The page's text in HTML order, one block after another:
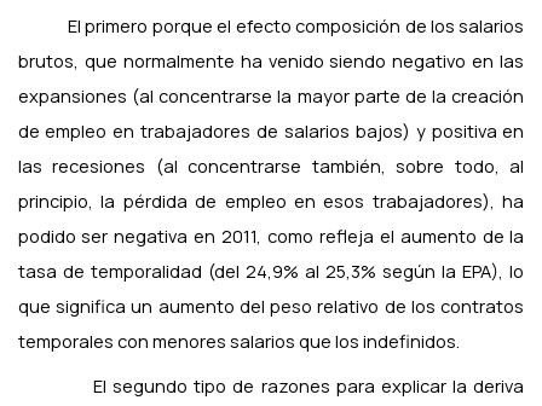
El primero porque el efecto composición de los salarios
brutos, que normalmente ha venido siendo negativo en las
expansiones (al concentrarse la mayor parte de la creación
de empleo en trabajadores de salarios bajos) y positiva en
las recesiones (al concentrarse también, sobre todo, al
principio, la pérdida de empleo en esos trabajadores), ha
podido ser negativa en 2011, como refleja el aumento de la
tasa de temporalidad (del 24,9% al 25,3% según la EPA), lo
que significa un aumento del peso relativo de los contratos
temporales con menores salarios que los indefinidos.
El segundo tipo de razones para explicar la deriva